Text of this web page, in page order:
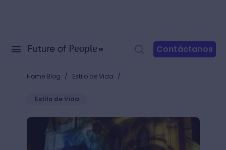
Contáctanos
Home Blog / Estilo de Vida /
Estilo de Vida
Video mapping: 3, 2, 1... ¡Enciende las bombillas de